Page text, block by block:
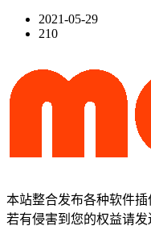
2021-05-29
210
本站整合发布各种软件
若有侵害到您的权益请发